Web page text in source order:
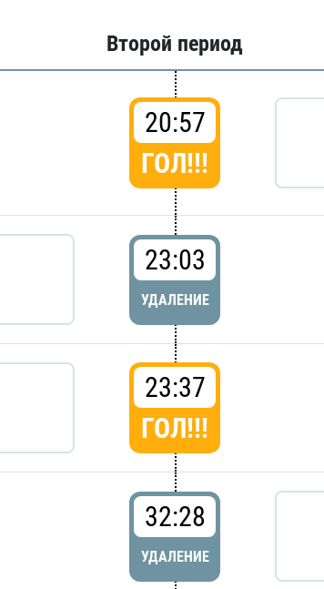
Второй период
20:57
ГОЛ!!!
23:03
УДАЛЕНИЕ
23:37
ГОЛ!!!
32:28
УДАЛЕНИЕ